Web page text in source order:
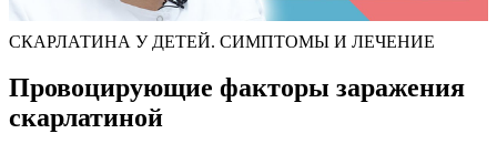
СКАРЛАТИНА У ДЕТЕЙ. СИМПТОМЫ И ЛЕЧЕНИЕ
Провоцирующие факторы заражения
скарлатиной